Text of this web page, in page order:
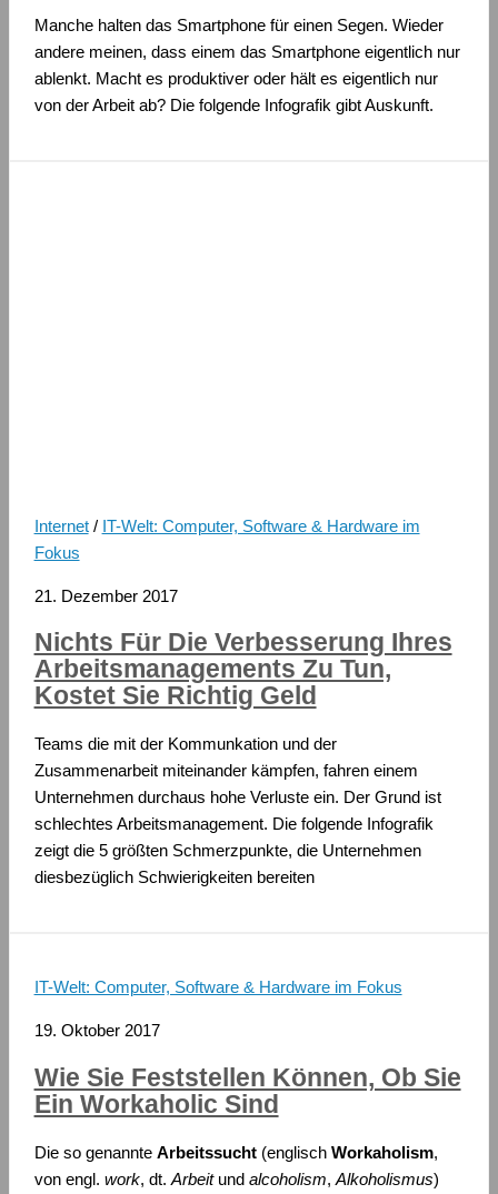
Manche halten das Smartphone für einen Segen. Wieder
andere meinen, dass einem das Smartphone eigentlich nur
ablenkt. Macht es produktiver oder hält es eigentlich nur
von der Arbeit ab? Die folgende Infografik gibt Auskunft.
Internet/ IT-Welt: Computer, Software & Hardware im
Fokus
21. Dezember 2017
Nichts Für Die Verbesserung Ihres
Arbeitsmanagements Zu Tun,
Kostet Sie Richtig Geld
Teams die mit der Kommunkation und der
Zusammenarbeit miteinander kämpfen, fahren einem
Unternehmen durchaus hohe Verluste ein. Der Grund ist
schlechtes Arbeitsmanagement. Die folgende Infografik
zeigt die 5 größten Schmerzpunkte, die Unternehmen
diesbezüglich Schwierigkeiten bereiten
IT-Welt: Computer, Software & Hardware im Fokus
19. Oktober 2017
Wie Sie Feststellen Können, Ob Sie
Ein Workaholic Sind
Die so genannte Arbeitssucht(englisch Workaholism,
von engl. work, dt. Arbeitund alcoholism, Alkoholismus)